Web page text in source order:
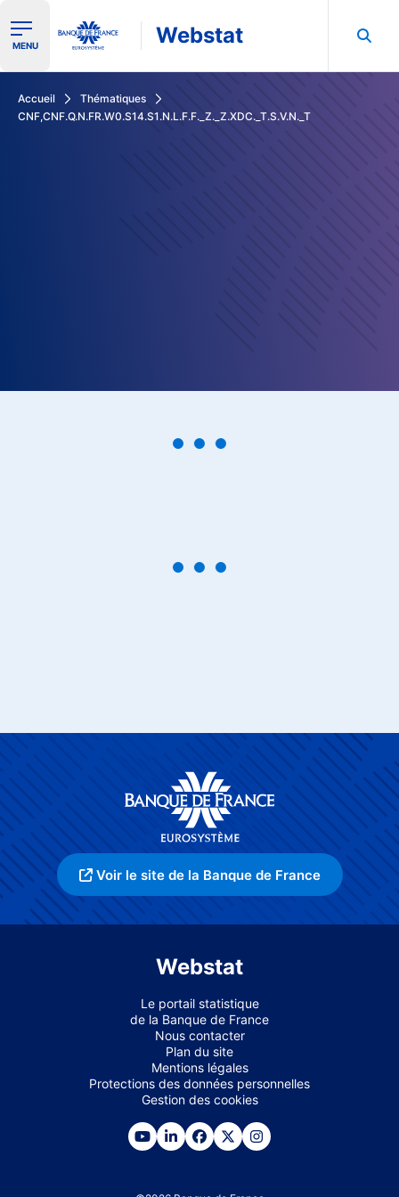
Ouvrir le menu de navigation
MENU Webstat
Accueil
Thématiques
CNF,CNF.Q.N.FR.W0.S14.S1.N.L.F.F._Z._Z.XDC._T.S.V.N._T
Voir le site de la Banque de France
Webstat
Le portail statistique
de la Banque de France
Nous contacter
Plan du site
Mentions légales
Protections des données personnelles
Gestion des cookies